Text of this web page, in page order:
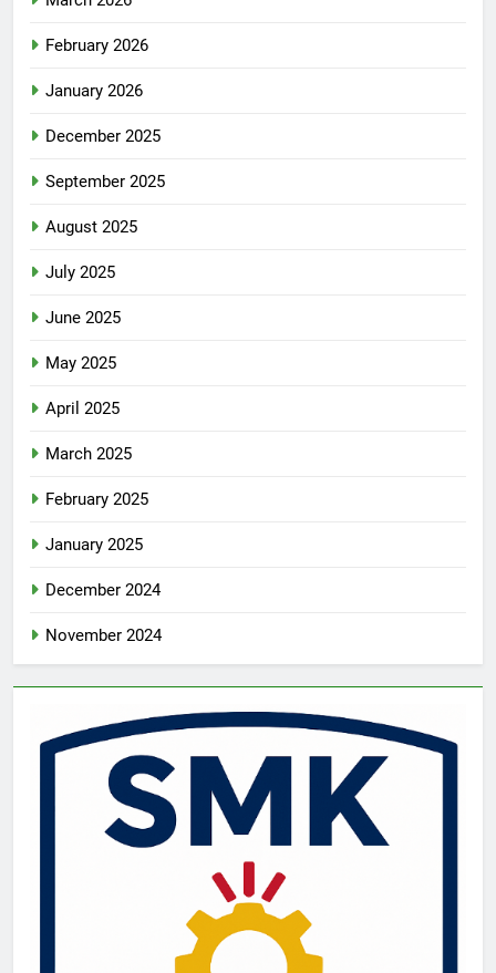
February 2026
January 2026
December 2025
September 2025
August 2025
July 2025
June 2025
May 2025
April 2025
March 2025
February 2025
January 2025
December 2024
November 2024